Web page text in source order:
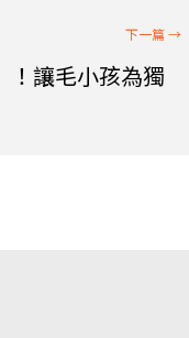
！讓毛小孩為獨